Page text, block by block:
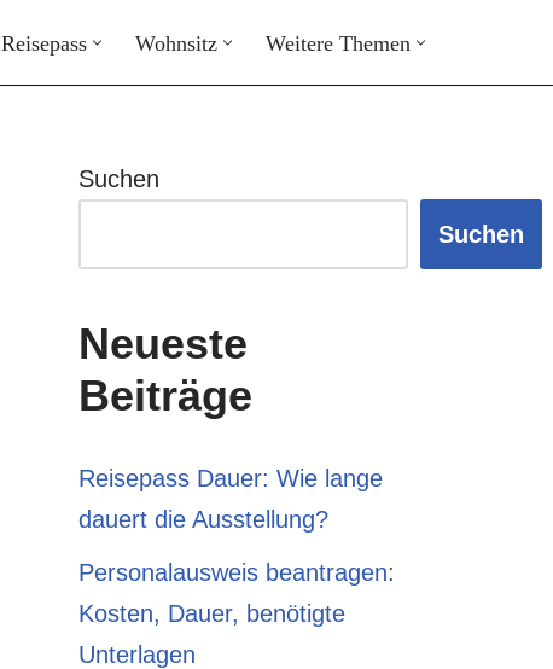
Reisepass Wohnsitz Weitere Themen
Suchen
Suchen
Neueste
Beiträge
Reisepass Dauer: Wie lange
dauert die Ausstellung?
Personalausweis beantragen:
Kosten, Dauer, benötigte
Unterlagen